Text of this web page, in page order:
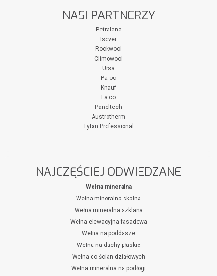
NASI PARTNERZY
Petralana
Isover
Rockwool
Climowool
Ursa
Paroc
Knauf
Falco
Paneltech
Austrotherm
Tytan Professional
NAJCZĘŚCIEJ ODWIEDZANE
Wełna mineralna
Wełna mineralna skalna
Wełna mineralna szklana
Wełna elewacyjna fasadowa
Wełna na poddasze
Wełna na dachy płaskie
Wełna do ścian działowych
Wełna mineralna na podłogi